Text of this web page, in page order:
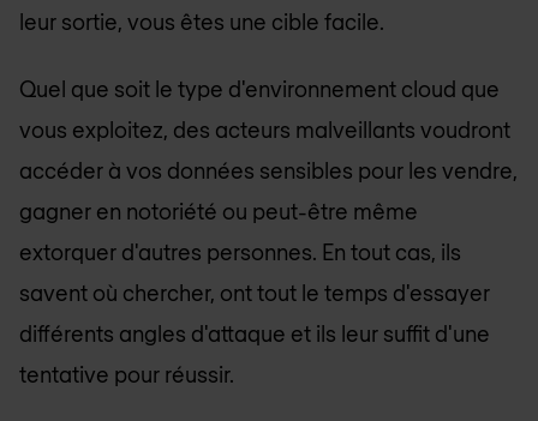
leur sortie, vous êtes une cible facile.
Quel que soit le type d'environnement cloud que
vous exploitez, des acteurs malveillants voudront
accéder à vos données sensibles pour les vendre,
gagner en notoriété ou peut-être même
extorquer d'autres personnes. En tout cas, ils
savent où chercher, ont tout le temps d'essayer
différents angles d'attaque et ils leur suffit d'une
tentative pour réussir.